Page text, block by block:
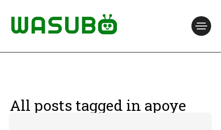
All posts tagged in apoye